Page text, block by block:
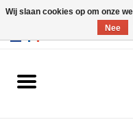
Wij slaan cookies op om onze
Nee
Webshop